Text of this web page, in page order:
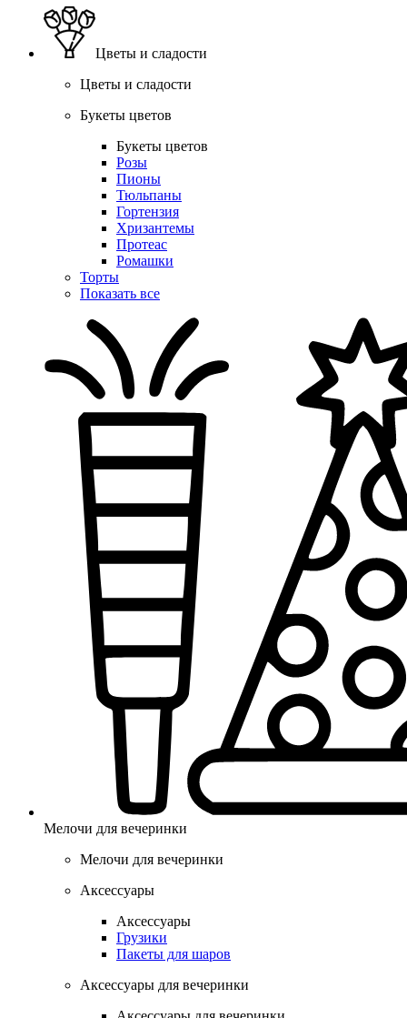
Цветы и сладости
Цветы и сладости
Букеты цветов
Букеты цветов
Розы
Пионы
Тюльпаны
Гортензия
Хризантемы
Протеас
Ромашки
Торты
Показать все
Мелочи для вечеринки
Мелочи для вечеринки
Аксессуары
Аксессуары
Грузики
Пакеты для шаров
Аксессуары для вечеринки